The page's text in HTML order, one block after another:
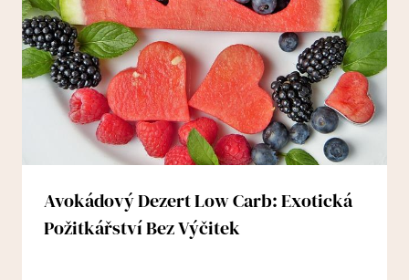
Avokádový Dezert Low Carb: Exotická
Požitkářství Bez Výčitek